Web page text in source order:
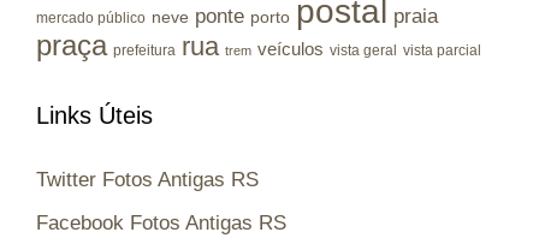
mercado público neve ponte porto postal praia
praça prefeitura rua trem veículos vista geral vista parcial
Links Úteis
Twitter Fotos Antigas RS
Facebook Fotos Antigas RS